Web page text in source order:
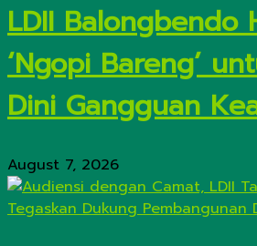
LDII Balongbendo
‘Ngopi Bareng’
Dini Gangguan
August 7, 2026